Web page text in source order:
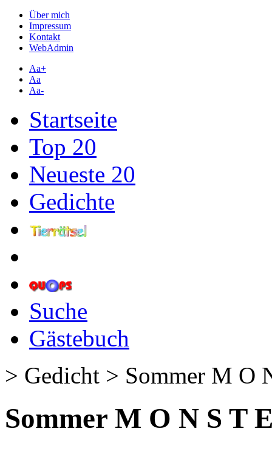
Über mich
Impressum
Kontakt
WebAdmin
Aa+
Aa
Aa-
Startseite
Top 20
Neueste 20
Gedichte
Suche
Gästebuch
> Gedicht > Sommer M O
Sommer M O N S T